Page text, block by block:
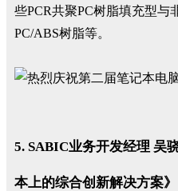
些PCR共聚PC树脂填充型与
PC/ABS树脂等。
5. SABIC业务开发经理 吴
本上的综合创新解决方案》